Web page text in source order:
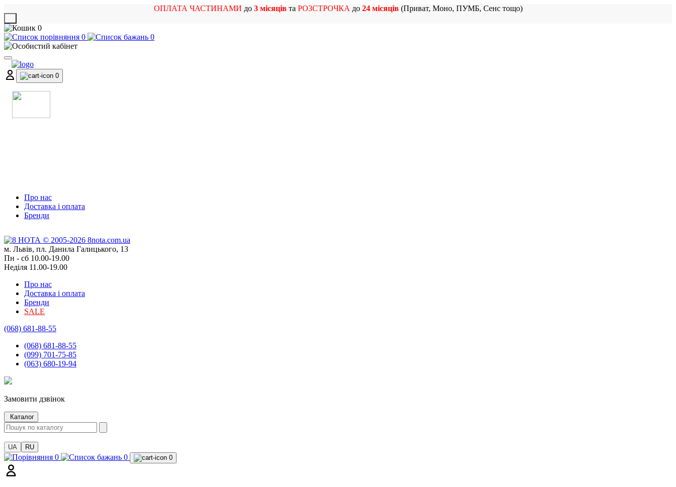
ОПЛАТА ЧАСТИНАМИ до 3 місяцівта РОЗСТРОЧКА до 24 місяців(Приват, Моно, ПУМБ, Сенс тощо)
0
0
0
0
Про нас
Доставка і оплата
Бренди
м. Львів, пл. Данила Галицького, 13
Пн - сб 10.00-19.00
Неділя 11.00-19.00
Про нас
Доставка і оплата
Бренди
SALE
(068) 681-88-55
(068) 681-88-55
(099) 701-75-85
(063) 680-19-94
Замовити дзвінок
Каталог
UA RU
0 0 0